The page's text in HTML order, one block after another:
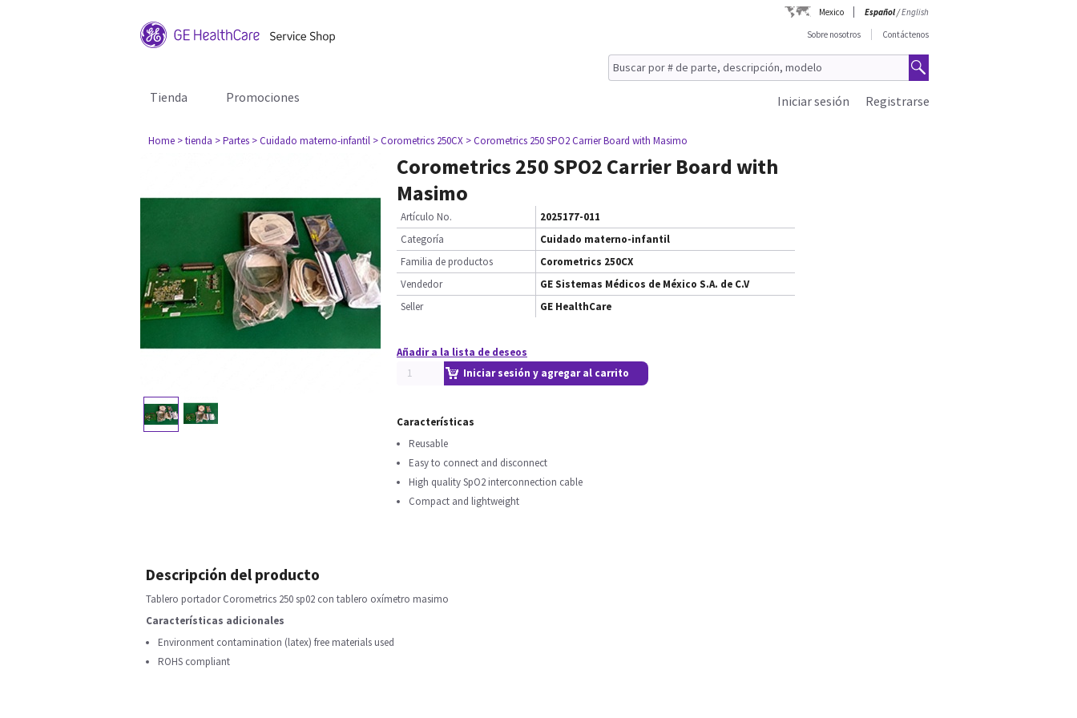
Mexico Español/English
Sobre nosotros
Contáctenos
Tienda Promociones Registrarse
Iniciar sesión
Home > tienda > Partes > Cuidado materno-infantil > Corometrics 250CX > Corometrics 250 SPO2 Carrier Board with Masimo
Corometrics 250 SPO2 Carrier Board with
Masimo
Artículo No.
2025177-011
Categoría
Cuidado materno-infantil
Familia de productos
Corometrics 250CX
Vendedor
GE Sistemas Médicos de México S.A. de C.V
Seller
GE HealthCare
Añadir a la lista de deseos
Iniciar sesión y agregar al carrito
Características
Reusable
Easy to connect and disconnect
High quality SpO2 interconnection cable
Compact and lightweight
Descripción del producto
Tablero portador Corometrics 250 sp02 con tablero oxímetro masimo
Características adicionales
Environment contamination (latex) free materials used
ROHS compliant